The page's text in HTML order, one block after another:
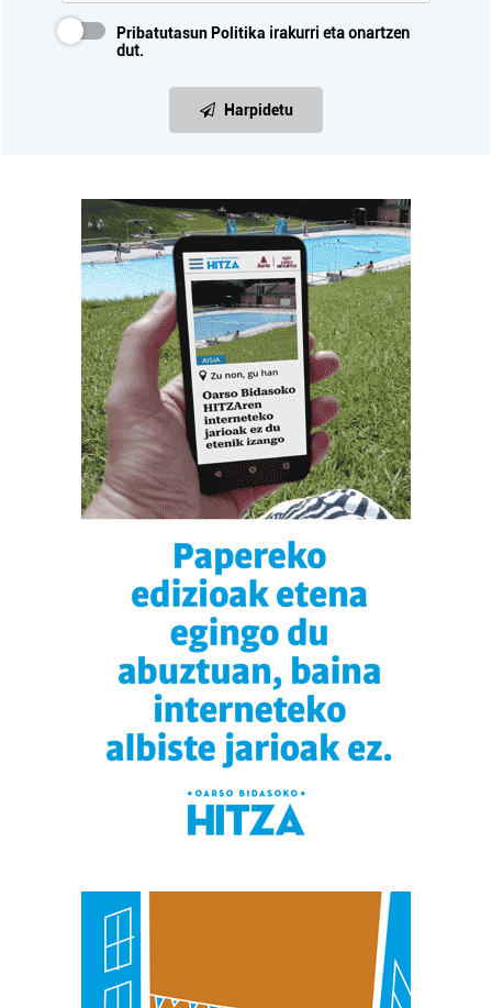
Pribatutasun Politika irakurri eta onartzen
dut.
Harpidetu